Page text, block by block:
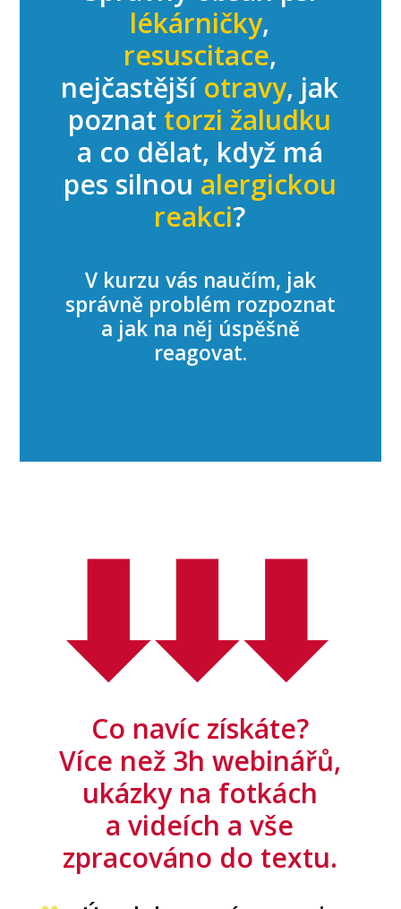
lékárničky,
resuscitace,
nejčastějšíotravy, jak
poznat torzi žaludku
a co dělat, když má
pes silnou alergickou
reakci?
V kurzu vás naučím, jak
správně problém rozpoznat
a jak na něj úspěšně
reagovat.
Co navíc získáte?
Více než 3h webinářů,
ukázky na fotkách
a videích a vše
zpracováno do textu.